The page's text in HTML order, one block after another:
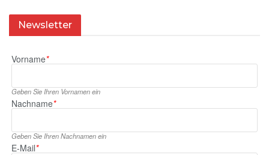
Newsletter
Vorname*
Geben Sie Ihren Vornamen ein
Nachname*
Geben Sie Ihren Nachnamen ein
E‑Mail*